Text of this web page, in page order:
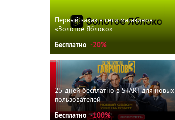
Первый заказ в сети магазинов
«Золотое Яблоко»
Бесплатно -20%
25 дней бесплатно в START для новых
пользователей
Бесплатно -100%